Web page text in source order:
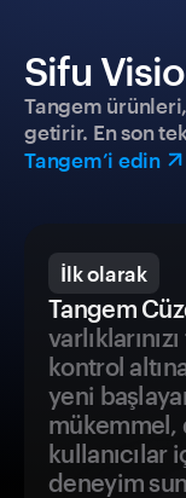
Sifu
Tangem
getirir. En son
Tangem’i edin
İlk olarak
Tangem
kontrol
yeni
mükemmel,
kullanıcılar
deneyim